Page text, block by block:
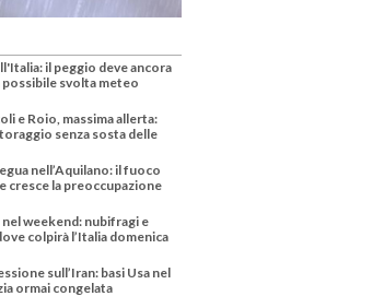
il peggio deve ancora
possibile svolta meteo
e Roio, massima allerta:
senza sosta delle
nell’Aquilano: il fuoco
cresce la preoccupazione
weekend: nubifragi e
colpirà l’Italia domenica
sull’Iran: basi Usa nel
ormai congelata